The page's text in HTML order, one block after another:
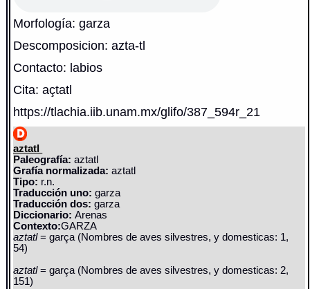
Morfología: garza
Descomposicion: azta-tl
Contacto: labios
Cita: açtatl
https://tlachia.iib.unam.mx/glifo/387_594r_21
aztatl
Paleografía: aztatl
Grafía normalizada: aztatl
Tipo: r.n.
Traducción uno: garza
Traducción dos: garza
Diccionario:Arenas
Contexto:GARZA
aztatl= garça (Nombres de aves silvestres, y domesticas: 1,
54)
aztatl= garça (Nombres de aves silvestres, y domesticas: 2,
151)